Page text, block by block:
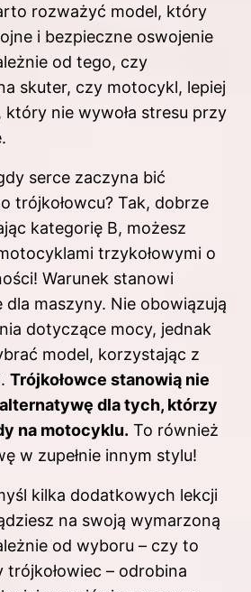
rozważyć model, który
i bezpieczne oswojenie
od tego, czy
skuter, czy motocykl, lepiej
nie wywoła stresu przy
serce zaczyna bić
trójkołowcu? Tak, dobrze
kategorię B, możesz
trzykołowymi o
Warunek stanowi
dla maszyny. Nie obowiązują
dotyczące mocy, jednak
model, korzystając z
Trójkołowce stanowią nie
dla tych, którzy
na motocyklu. To również
w zupełnie innym stylu!
kilka dodatkowych lekcji
na swoją wymarzoną
od wyboru – czy to
trójkołowiec – odrobina